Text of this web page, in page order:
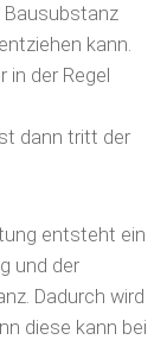
Bausubstanz
kann.
in der Regel
dann tritt der
entsteht ein
und der
Dadurch wird
diese kann bei